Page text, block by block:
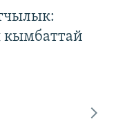
кымбаттай